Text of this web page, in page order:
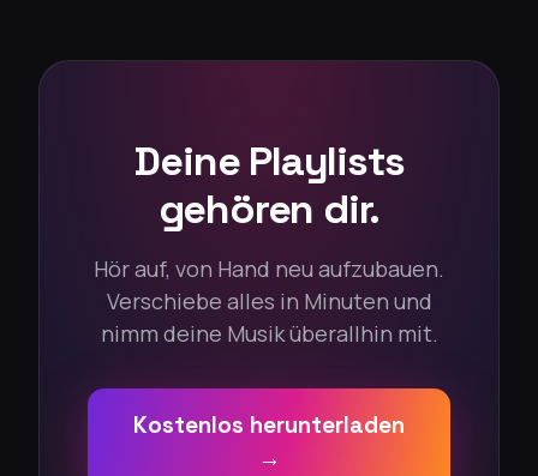
Deine Playlists
gehören dir.
Hör auf, von Hand neu aufzubauen.
Verschiebe alles in Minuten und
nimm deine Musik überallhin mit.
Kostenlos herunterladen
→